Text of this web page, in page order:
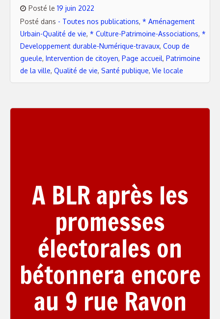
Posté le 19 juin 2022
Posté dans - Toutes nos publications, * Aménagement
Urbain-Qualité de vie, * Culture-Patrimoine-Associations, *
Developpement durable-Numérique-travaux, Coup de
gueule, Intervention de citoyen, Page accueil, Patrimoine
de la ville, Qualité de vie, Santé publique, Vie locale
A BLR après les
promesses
électorales on
bétonnera encore
au 9 rue Ravon